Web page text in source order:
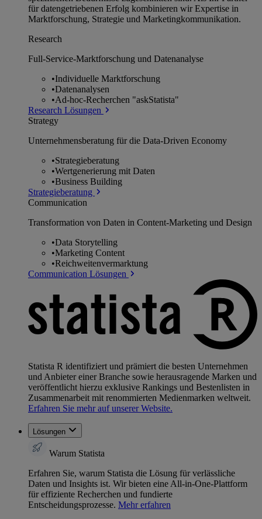
für datengetriebenen Erfolg kombinieren wir Expertise in
Marktforschung, Strategie und Marketingkommunikation.
Research
Full-Service-Marktforschung und Datenanalyse
•Individuelle Marktforschung
•Datenanalysen
•Ad-hoc-Recherchen "askStatista"
Research Lösungen
Strategy
Unternehmens­beratung für die Data-Driven Economy
•Strategieberatung
•Wertgenerierung mit Daten
•Business Building
Strategieberatung
Communication
Transformation von Daten in Content-Marketing und Design
•Data Storytelling
•Marketing Content
•Reichweitenvermarktung
Communication Lösungen
Statista R identifiziert und prämiert die besten Unternehmen
und Anbieter einer Branche sowie herausragende Marken und
veröffentlicht hierzu exklusive Rankings und Bestenlisten in
Zusammenarbeit mit renommierten Medienmarken weltweit.
Erfahren Sie mehr auf unserer Website.
Lösungen
Warum Statista
Erfahren Sie, warum Statista die Lösung für verlässliche
Daten und Insights ist. Wir bieten eine All-in-One-Plattform
für effiziente Recherchen und fundierte
Entscheidungsprozesse. Mehr erfahren